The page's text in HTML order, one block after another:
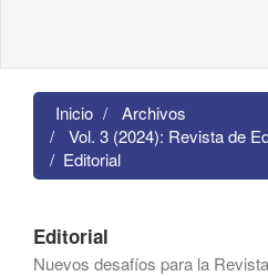
Inicio
Archivos
Vol. 3 (2024): Revista de
Editorial
Editorial
Nuevos desafíos para la